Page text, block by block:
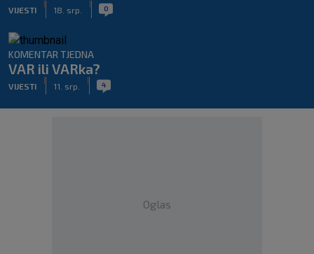
VIJESTI 18. srp. 0
KOMENTAR TJEDNA
VAR ili VARka?
VIJESTI 11. srp. 4
Oglas